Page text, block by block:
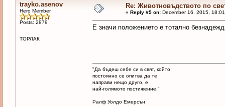
trayko.asenov
Hero Member
Posts: 2879
ТОРЛАК
Re: Животновъдството по
« Reply #5 on:December 16, 2015,
Е значи положението е тотално
"Да бъдеш себе си в свят, който
постоянно се опитва да те
направи нещо друго, е
най-голямото постижение."
Ралф Уолдо Емерсън